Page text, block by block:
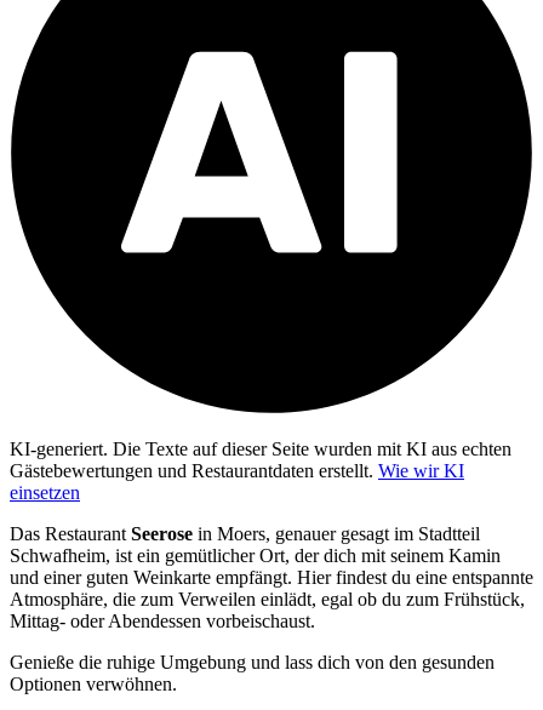
KI-generiert. Die Texte auf dieser Seite wurden mit KI aus echten
Gästebewertungen und Restaurantdaten erstellt. Wie wir KI
einsetzen
Das Restaurant Seerose in Moers, genauer gesagt im Stadtteil
Schwafheim, ist ein gemütlicher Ort, der dich mit seinem Kamin
und einer guten Weinkarte empfängt. Hier findest du eine entspannte
Atmosphäre, die zum Verweilen einlädt, egal ob du zum Frühstück,
Mittag- oder Abendessen vorbeischaust.
Genieße die ruhige Umgebung und lass dich von den gesunden
Optionen verwöhnen.